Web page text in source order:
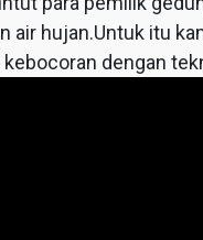
air hujan.Untuk itu
dengan